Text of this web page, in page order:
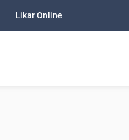
Likar Online